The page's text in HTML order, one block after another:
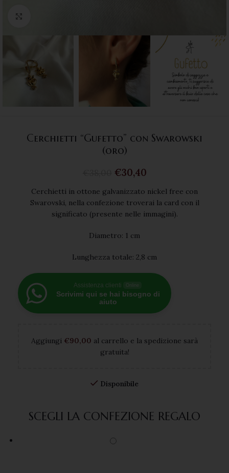
Cerchietti “Gufetto” con Swarowski
(oro)
€30,40
Cerchietti in ottone galvanizzato nickel free con
Swarovski, nella confezione troverai la card con il
significato (presente nelle immagini).
Diametro: 1 cm
Lunghezza totale: 2,8 cm
Assistenza clienti
Scrivimi qui se hai bisogno di
aiuto
Aggiungi €90,00 al carrello e la spedizione sarà
gratuita!
Disponibile
SCEGLI LA CONFEZIONE REGALO